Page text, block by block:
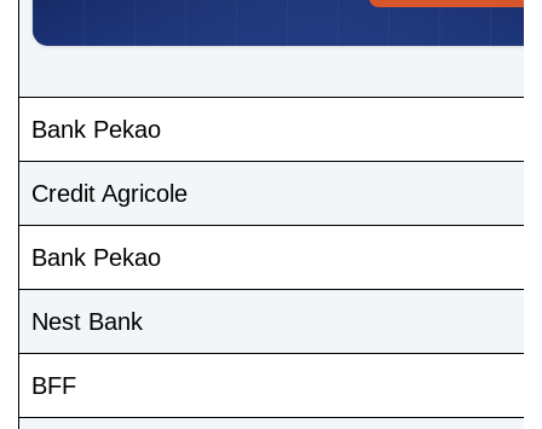
Bank Pekao
Credit Agricole
Bank Pekao
Nest Bank
BFF